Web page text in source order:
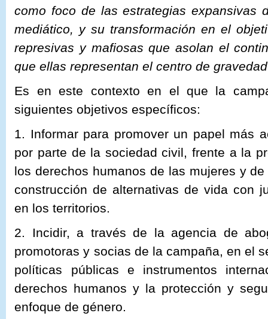
como foco de las estrategias expansivas
mediático, y su transformación en el
represivas y mafiosas que asolan el
que ellas representan el centro de
Es en este contexto en el que la
siguientes objetivos específicos:
1. Informar para promover un papel más
por parte de la sociedad civil, frente a la
los derechos humanos de las mujeres y
construcción de alternativas de vida con
en los territorios.
2. Incidir, a través de la agencia de
promotoras y socias de la campaña, en el
políticas públicas e instrumentos
derechos humanos y la protección y
enfoque de género.